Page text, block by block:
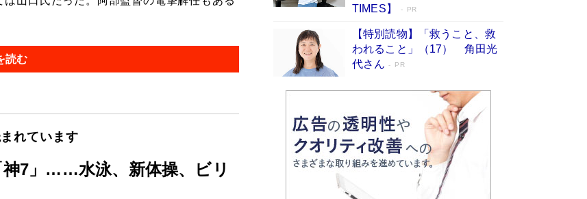
読む
れています
7」……水泳、新体操、ビリ
美輪明宏 晩年の回答を集めた『ほほえんで生き
るための人生相談』がランクイン［エンターテイ
メントベストセラー］
Book Bang
「『火垂るの墓』は、大嘘である」原作者が抱き
続けた“自責の念”とは…「自己憐憫は描きたくな
い」監督が徹底的にこだわったこと（後編） #
戦争の記憶
Book Bang
皇室はなぜ世界から尊敬されているのか？ 「天
皇陛下はお元気でおられるか」がサウジ国王の第
一声になる理由
Book Bang
東野圭吾、伊坂幸太郎の人気シリーズ最新作どち
らも文庫化 映画化された直木賞受賞作もランク
イン［文庫ベストセラー］
Book Bang
TIMES】
PR
【特別読物】「救うこと、救
われること」（17） 角田光
代さん
PR